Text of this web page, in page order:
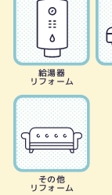
給湯器
リフォーム
その他
リフォーム